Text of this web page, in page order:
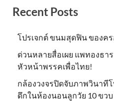
Recent Posts
โปรเจกต์ ขนมสุดฟิน ของค
ด่วนหลายสื่อเผย แพทองธา
หัวหน้าพรรคเพื่อไทย!
กล้องวงจรปิดจับภาพวินาที
ดึกในห้องนอนลูกวัย 10 ขวบ